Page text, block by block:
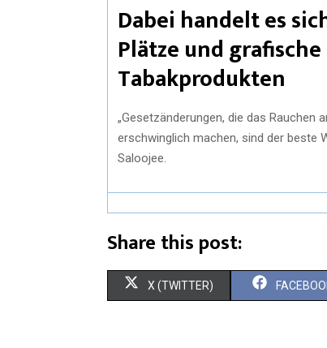
Dabei handelt es
Plätze und
Tabakprodukten
„Gesetzänderungen, die das
erschwinglich machen, sind der beste
Saloojee.
Share this post:
S
X (TWITTER) S